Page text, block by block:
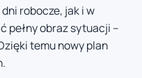
robocze, jak i w
pełny obraz sytuacji –
temu nowy plan